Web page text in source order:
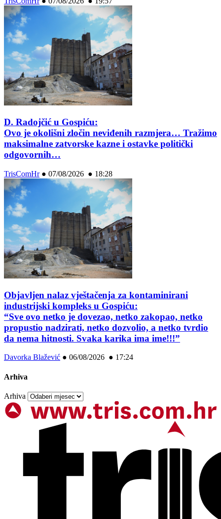
D. Radojčić u Gospiću:
Ovo je okolišni zločin neviđenih razmjera… Tražimo
maksimalne zatvorske kazne i ostavke politički
odgovornih…
TrisComHr● 07/08/2026 ● 18:28
Objavljen nalaz vještačenja za kontaminirani
industrijski kompleks u Gospiću:
“Sve ovo netko je dovezao, netko zakopao, netko
propustio nadzirati, netko dozvolio, a netko tvrdio
da nema hitnosti. Svaka karika ima ime!!!”
Davorka Blažević ● 06/08/2026 ● 17:24
Arhiva
Arhiva